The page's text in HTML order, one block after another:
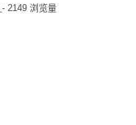
- 2149 浏览量